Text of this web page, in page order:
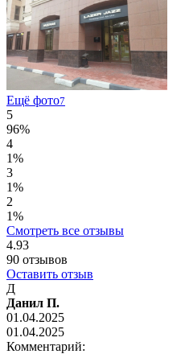
Ещё фото7
5
96%
4
1%
3
1%
2
1%
Смотреть все отзывы
4.93
90 отзывов
Оставить отзыв
Д
Данил П.
01.04.2025
01.04.2025
Комментарий: